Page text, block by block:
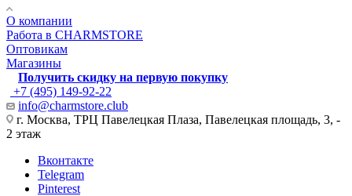
О компании
Работа в CHARMSTORE
Оптовикам
Магазины
Получить скидку на первую покупку
+7 (495) 149-92-22
info@charmstore.club
г. Москва, ТРЦ Павелецкая Плаза, Павелецкая площадь, 3, -
2 этаж
Вконтакте
Telegram
Pinterest